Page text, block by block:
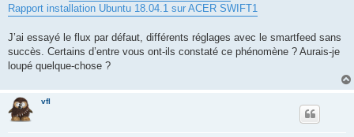
Rapport installation Ubuntu 18.04.1 sur ACER SWIFT1
J’ai essayé le flux par défaut, différents réglages avec le smartfeed sans
succès. Certains d’entre vous ont-ils constaté ce phénomène ? Aurais-je
loupé quelque-chose ?
vfl